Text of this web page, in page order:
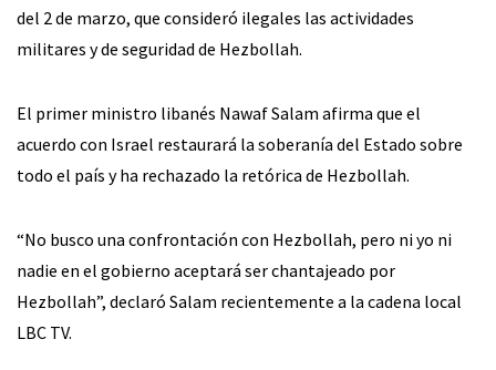
del 2 de marzo, que consideró ilegales las actividades
militares y de seguridad de Hezbollah.
El primer ministro libanés Nawaf Salam afirma que el
acuerdo con Israel restaurará la soberanía del Estado sobre
todo el país y ha rechazado la retórica de Hezbollah.
“No busco una confrontación con Hezbollah, pero ni yo ni
nadie en el gobierno aceptará ser chantajeado por
Hezbollah”, declaró Salam recientemente a la cadena local
LBC TV.